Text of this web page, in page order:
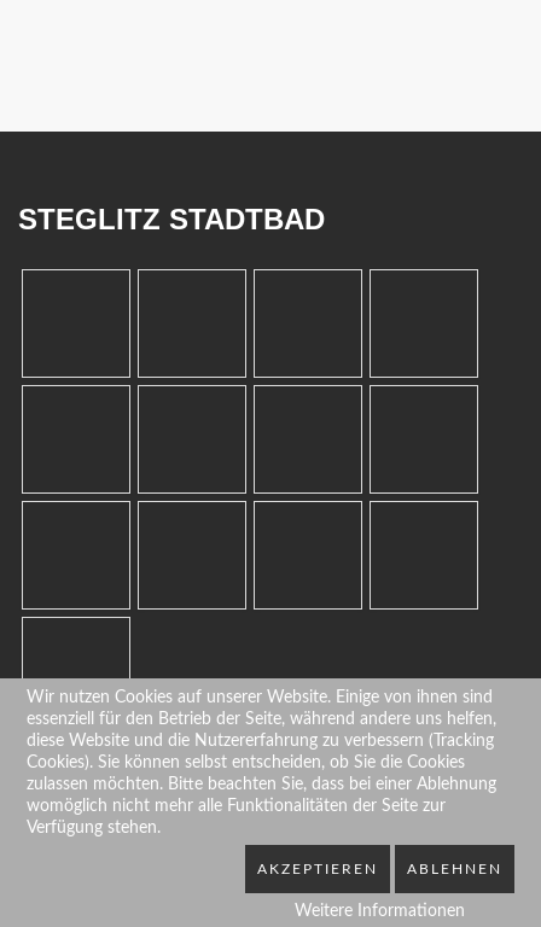
STEGLITZ STADTBAD
www.lichtspuren.info
Wir nutzen Cookies auf unserer Website. Einige von ihnen sind
essenziell für den Betrieb der Seite, während andere uns helfen,
diese Website und die Nutzererfahrung zu verbessern (Tracking
Cookies). Sie können selbst entscheiden, ob Sie die Cookies
zulassen möchten. Bitte beachten Sie, dass bei einer Ablehnung
womöglich nicht mehr alle Funktionalitäten der Seite zur
Verfügung stehen.
AKZEPTIEREN ABLEHNEN
Weitere Informationen